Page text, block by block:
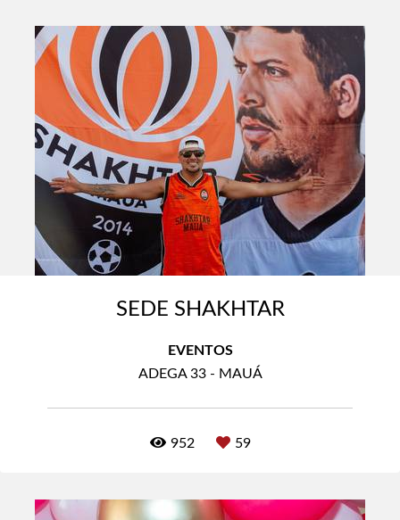
SEDE SHAKHTAR
EVENTOS
ADEGA 33 - MAUÁ
952 59